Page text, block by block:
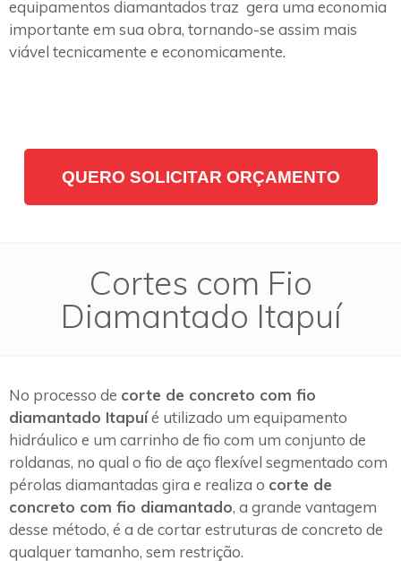
equipamentos diamantados traz gera uma economia
importante em sua obra, tornando-se assim mais
viável tecnicamente e economicamente.
QUERO SOLICITAR ORÇAMENTO
Cortes com Fio
Diamantado Itapuí
No processo de corte de concreto com fio
diamantado Itapuíé utilizado um equipamento
hidráulico e um carrinho de fio com um conjunto de
roldanas, no qual o fio de aço flexível segmentado com
pérolas diamantadas gira e realiza o corte de
concreto com fio diamantado, a grande vantagem
desse método, é a de cortar estruturas de concreto de
qualquer tamanho, sem restrição.